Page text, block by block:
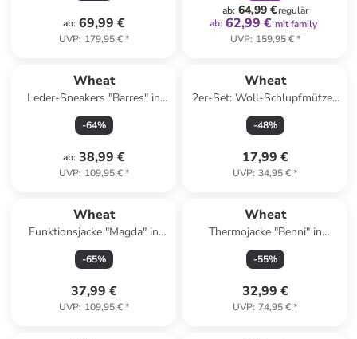
ab: 69,99 €
UVP: 179,95 €*
ab: 64,99 €regulär
ab: 62,99 € mit family
UVP: 159,95 €*
Wheat
Leder-Sneakers "Barres" in
Beige/ Rosa
-64%
ab: 38,99 €
UVP: 109,95 €*
Wheat
2er-Set: Woll-Schlupfmützen
''Kim'' in Rosa
-48%
17,99 €
UVP: 34,95 €*
Wheat
Funktionsjacke "Magda" in
Rosa
-65%
37,99 €
UVP: 109,95 €*
Wheat
Thermojacke "Benni" in
Dunkelblau
-55%
32,99 €
UVP: 74,95 €*